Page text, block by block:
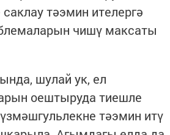
тәэмин ителергә
чишү максаты
шулай ук, ел
оештыруда тиешле
тәэмин итү